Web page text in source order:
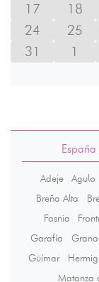
17
18
24
25
31
1
España
Adeje Agulo
Breña Alta
Fasnia
Garafía
Güímar
Matanza